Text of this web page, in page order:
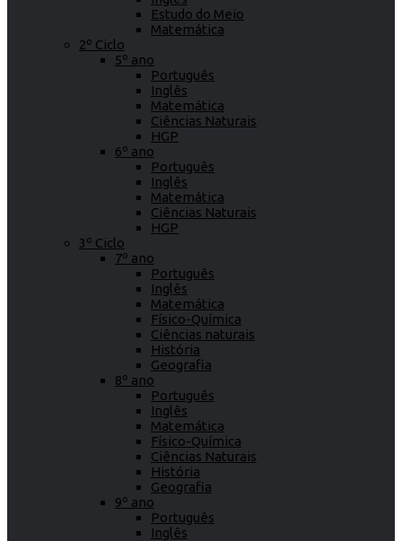
Estudo do Meio
Matemática
2º Ciclo
5º ano
Português
Inglês
Matemática
Ciências Naturais
HGP
6º ano
Português
Inglês
Matemática
Ciências Naturais
HGP
3º Ciclo
7º ano
Português
Inglês
Matemática
Físico-Química
Ciências naturais
História
Geografia
8º ano
Português
Inglês
Matemática
Físico-Química
Ciências Naturais
História
Geografia
9º ano
Português
Inglês